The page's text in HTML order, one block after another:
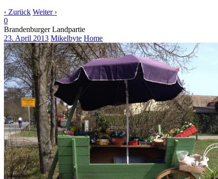
‹ Zurück Weiter ›
0
Brandenburger Landpartie
23. April 2013 Mikelbyte Home